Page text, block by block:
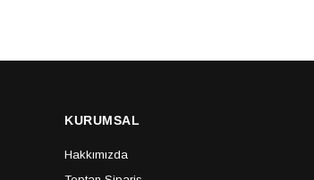
KURUMSAL
Hakkımızda